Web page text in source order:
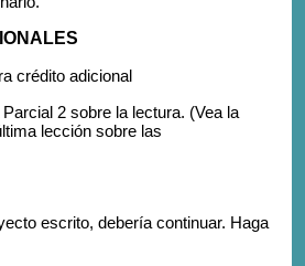
crédito adicional
2 sobre la lectura. (Vea la
lección sobre las
escrito, debería continuar. Haga